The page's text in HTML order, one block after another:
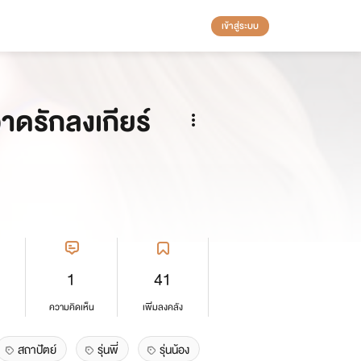
เข้าสู่ระบบ
ดรักลงเกียร์
1
ความคิดเห็น
41
เพิ่มลงคลัง
สถาปัตย์ รุ่นพี่
รุ่นน้อง